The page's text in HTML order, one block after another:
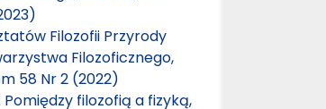
Filozofii Przyrody
Filozoficznego,
58 Nr 2 (2022)
filozofią a fizyką,